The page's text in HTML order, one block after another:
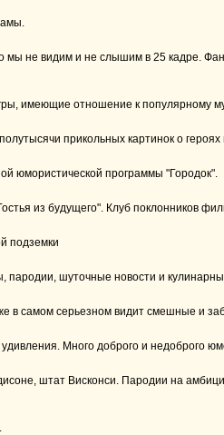
мы не видим и не слышим в 25 кадре.
имеющие отношение к популярному
прикольных картинок о
юмористической программы "Городок".
из будущего". Клуб поклонников
подземки
шуточные новости и
в самом серьезном видит смешные и
Много доброго и недоброго
штат Висконси. Пародии на